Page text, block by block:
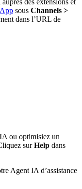
des extensions et
sous Channels >
dans l’URL de
ou optimisiez un
surHelp dans
Agent IA d’assistance